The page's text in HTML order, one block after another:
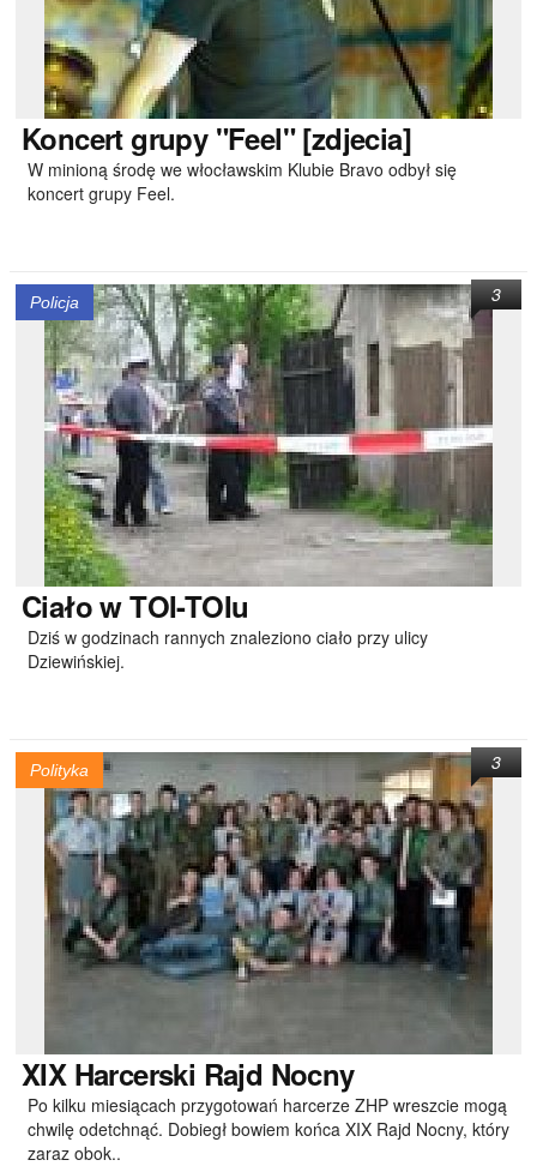
Koncertgrupy "Feel" [zdjecia]
W minioną środę we włocławskim Klubie Bravo odbył się
koncert grupy Feel.
Policja
Ciałow TOI-TOIu
Dziś w godzinach rannych znaleziono ciało przy ulicy
Dziewińskiej.
3
Polityka
XIXHarcerski Rajd Nocny
Po kilku miesiącach przygotowań harcerze ZHP wreszcie mogą
chwilę odetchnąć. Dobiegł bowiem końca XIX Rajd Nocny, który
zaraz obok..
3